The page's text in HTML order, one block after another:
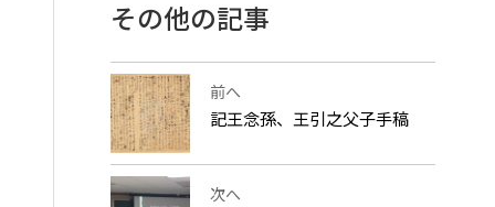
その他の記事
前へ
記王念孫、王引之父子手稿
次へ